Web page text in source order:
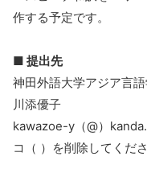
作する予定です。
■ 提出先
神田外語大学アジア言
川添優子
kawazoe-y（@）
コ（ ）を削除してくださ